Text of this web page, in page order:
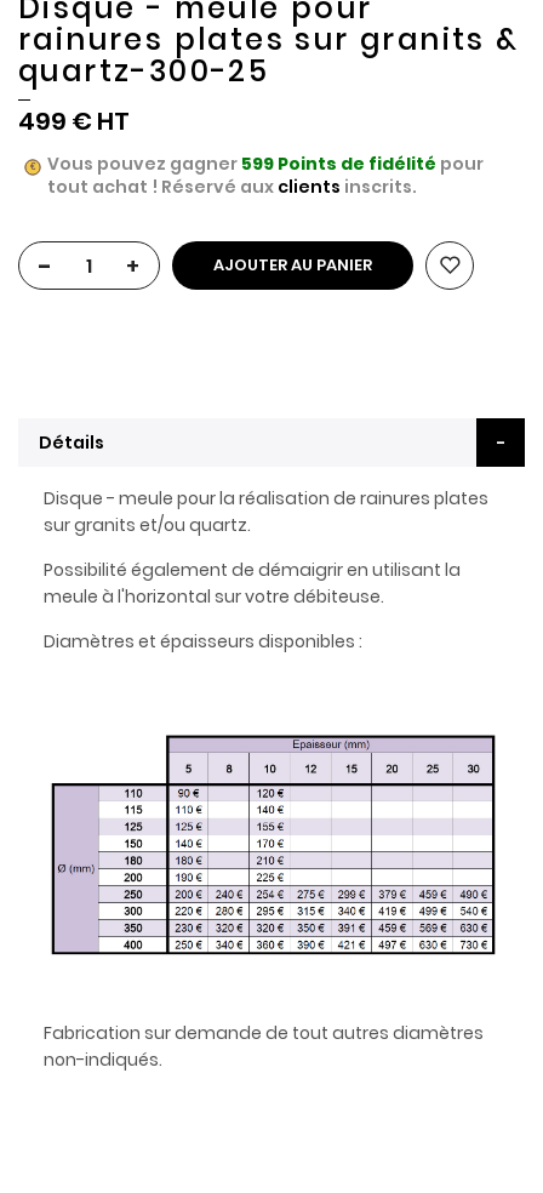
rainures plates sur granits &
quartz-300-25
499 €
Vous pouvez gagner 599 Points de fidélité pour
tout achat ! Réservé aux clients inscrits.
- + AJOUTER AU PANIER
Détails
Disque - meule pour la réalisation de rainures plates
sur granits et/ou quartz.
Possibilité également de démaigrir en utilisant la
meule à l'horizontal sur votre débiteuse.
Diamètres et épaisseurs disponibles :
Fabrication sur demande de tout autres diamètres
non-indiqués.